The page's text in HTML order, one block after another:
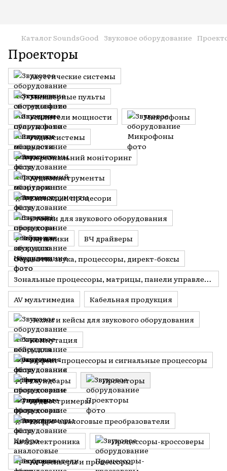
Каталог SoundsGood Звуковое оборудование
Проекторы
Акустические системы
Микшерные пульты
Усилители мощности
Микрофоны
Радиосистемы
Персональний моніторинг
Аудиоинструменты
Сигнальні процесори
Стойки для звукового оборудования
Наушники
ВЧ драйверы
Обработка звука, процессоры, директ-боксы
Зональные процессоры, матрицы, панели управления
AV мультимедиа
Кабельная продукция
Чехлы и кейсы для звукового оборудования
Коммутация
Эффект-процессоры и сигнальные процессоры
Саундбары
Проекторы
Аудиостримеры
Цифро-аналоговые преобразователи
Автоэлектроника
Процессоры-кроссоверы
AV-ресиверы и процессоры